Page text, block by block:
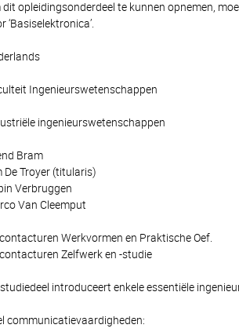
dit opleidingsonderdeel te kunnen opnemen,
‘Basiselektronica’.
Ingenieurswetenschappen
ingenieurswetenschappen
Bram
De Troyer (titularis)
Verbruggen
Van Cleemput
Werkvormen en Praktische Oef.
Zelfwerk en -studie
introduceert enkele essentiële
communicatievaardigheden: